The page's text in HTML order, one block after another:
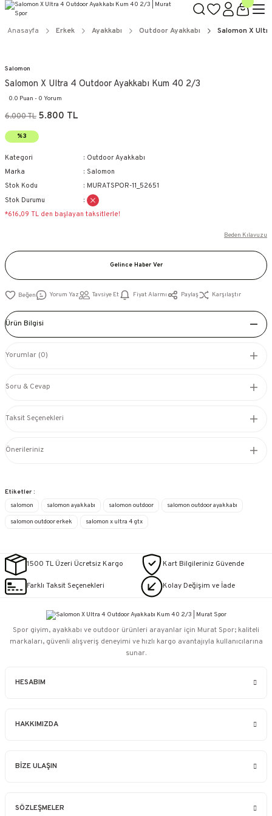
Anasayfa Erkek Ayakkabı Outdoor Ayakkabı Salomon X
Salomon
Salomon X Ultra 4 Outdoor Ayakkabı Kum 40 2/3
0.0 Puan - 0 Yorum
6.000 TL 5.800 TL
%3
Kategori
Outdoor Ayakkabı
Marka
Salomon
Stok Kodu
MURATSPOR-11_52651
Stok Durumu
*616,09 TL den başlayan taksitlerle!
Beden Kılavuzu
Gelince Haber Ver
Yorum Yaz Tavsiye Et Fiyat Alarmı Paylaş Karşılaştır
Ürün Bilgisi
Yorumlar (0)
Soru & Cevap
Taksit Seçenekleri
Önerileriniz
Etiketler :
salomon
salomon ayakkabı salomon outdoor salomon outdoor ayakkabı
salomon outdoor erkek salomon x ultra 4 gtx
1500 TL Üzeri Ücretsiz Kargo Kart Bilgileriniz Güvende
Farklı Taksit Seçenekleri Kolay Değişim ve İade
HESABIM
HAKKIMIZDA
BİZE ULAŞIN
SÖZLEŞMELER
Spor giyim, ayakkabı ve outdoor ürünleri arayanlar için Murat Spor; kaliteli
markaları, güvenli alışveriş deneyimi ve hızlı kargo avantajıyla kullanıcılarına
sunar.